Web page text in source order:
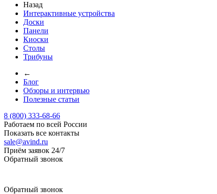
Назад
Интерактивные устройства
Доски
Панели
Киоски
Столы
Трибуны
←
Блог
Обзоры и интервью
Полезные статьи
8 (800) 333-68-66
Работаем по всей России
Показать все контакты
sale@avind.ru
Приём заявок 24/7
Обратный звонок
Обратный звонок